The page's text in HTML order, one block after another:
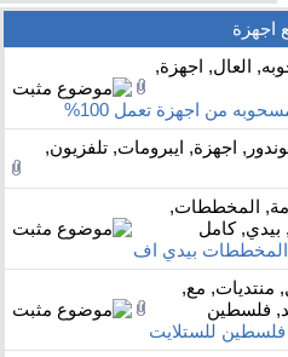
اجهزة
من اجهزة تعمل 100%
بيدي اف
فلسطين للستلايت